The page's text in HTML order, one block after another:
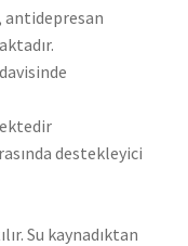
antidepresan
destekleyici
Su kaynadıktan